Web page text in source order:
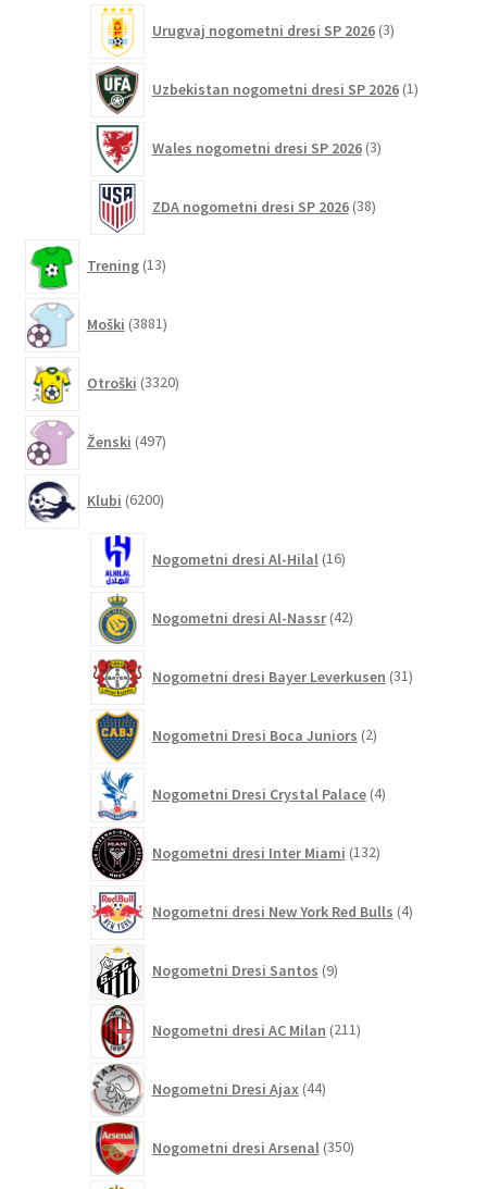
Urugvaj nogometni dresi SP 2026 3izdelki
Uzbekistan nogometni dresi SP 2026 1izdelek
Wales nogometni dresi SP 2026 3izdelki
ZDA nogometni dresi SP 2026 38izdelkov
Trening 13izdelkov
Moški 3881izdelkov
Otroški 3320izdelkov
Ženski 497izdelkov
Klubi 6200izdelkov
Nogometni dresi Al-Hilal 16izdelkov
Nogometni dresi Al-Nassr 42izdelkov
Nogometni dresi Bayer Leverkusen 31izdelkov
Nogometni Dresi Boca Juniors 2izdelka
Nogometni Dresi Crystal Palace 4izdelki
Nogometni dresi Inter Miami 132izdelkov
Nogometni dresi New York Red Bulls 4izdelki
Nogometni Dresi Santos 9izdelkov
Nogometni dresi AC Milan 211izdelkov
Nogometni Dresi Ajax 44izdelkov
Nogometni dresi Arsenal 350izdelkov